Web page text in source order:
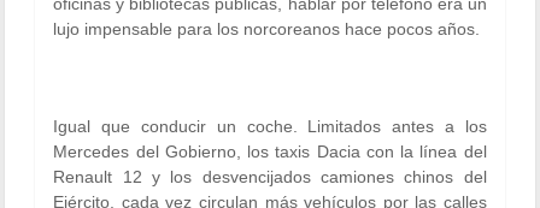
lujo impensable para los norcoreanos hace pocos años.
Igual que conducir un coche. Limitados antes a los
Mercedes del Gobierno, los taxis Dacia con la línea del
Renault 12 y los desvencijados camiones chinos del
Ejército, cada vez circulan más vehículos por las calles